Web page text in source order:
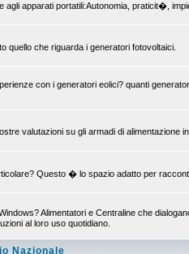
agli apparati portatili:Autonomia, praticit�,
quello che riguarda i generatori fotovoltaici.
con i generatori eolici? quanti
valutazioni su gli armadi di alimentazione
Questo � lo spazio adatto per
Alimentatori e Centraline che
al loro uso quotidiano.
Nazionale